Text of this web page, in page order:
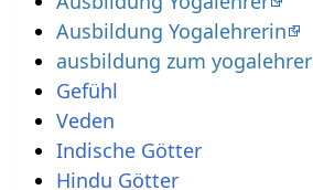
Ausbildung Yogalehrerin
ausbildung zum yogalehrer
Gefühl
Veden
Indische Götter
Hindu Götter